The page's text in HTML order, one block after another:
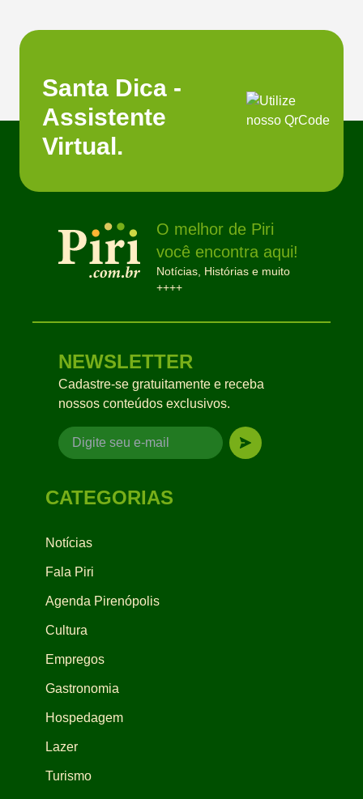
Santa Dica -
Assistente
Virtual.
O melhor de Piri
você encontra aqui!
Notícias, Histórias e muito
++++
NEWSLETTER
Cadastre-se gratuitamente e receba
nossos conteúdos exclusivos.
CATEGORIAS
Notícias
Fala Piri
Agenda Pirenópolis
Cultura
Empregos
Gastronomia
Hospedagem
Lazer
Turismo